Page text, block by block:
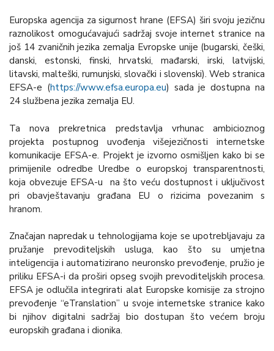
Europska agencija za sigurnost hrane (EFSA) širi svoju jezičnu
raznolikost omogućavajući sadržaj svoje internet stranice na
još 14 zvaničnih jezika zemalja Evropske unije (bugarski, češki,
danski, estonski, finski, hrvatski, mađarski, irski, latvijski,
litavski, malteški, rumunjski, slovački i slovenski). Web stranica
EFSA-e (https://www.efsa.europa.eu) sada je dostupna na
24 službena jezika zemalja EU.
Ta nova prekretnica predstavlja vrhunac ambicioznog
projekta postupnog uvođenja višejezičnosti internetske
komunikacije EFSA-e. Projekt je izvorno osmišljen kako bi se
primijenile odredbe Uredbe o europskoj transparentnosti,
koja obvezuje EFSA-u na što veću dostupnost i uključivost
pri obavještavanju građana EU o rizicima povezanim s
hranom.
Značajan napredak u tehnologijama koje se upotrebljavaju za
pružanje prevoditeljskih usluga, kao što su umjetna
inteligencija i automatizirano neuronsko prevođenje, pružio je
priliku EFSA-i da proširi opseg svojih prevoditeljskih procesa.
EFSA je odlučila integrirati alat Europske komisije za strojno
prevođenje “eTranslation” u svoje internetske stranice kako
bi njihov digitalni sadržaj bio dostupan što većem broju
europskih građana i dionika.